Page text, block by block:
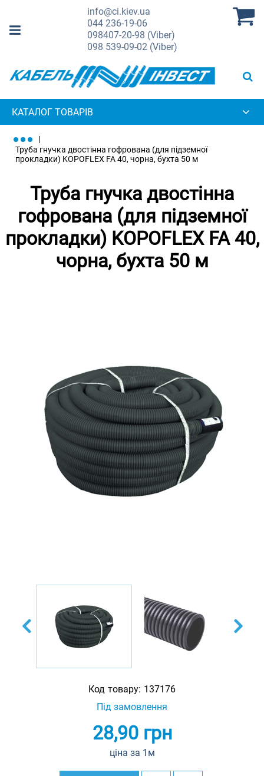
info@ci.kiev.ua
044236-19-06
098407-20-98 (Viber)
098 539-09-02 (Viber)
КАТАЛОГ ТОВАРІВ
Труба гнучка двостінна гофрована (для підземної
прокладки) KOPOFLEX FA 40, чорна, бухта 50 м
Труба гнучка двостінна
гофрована (для підземної
прокладки) KOPOFLEX FA 40,
чорна, бухта 50 м
Код товару: 137176
Під замовлення
28,90грн
ціна за 1м